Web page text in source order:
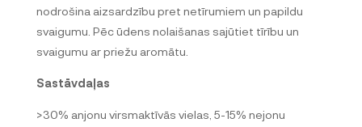
nodrošina aizsardzību pret netīrumiem un papildu
svaigumu. Pēc ūdens nolaišanas sajūtiet tīrību un
svaigumu ar priežu aromātu.
Sastāvdaļas
>30% anjonu virsmaktīvās vielas, 5-15% nejonu